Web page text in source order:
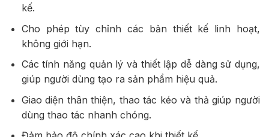
kế.
Cho phép tùy chỉnh các bản thiết kế linh hoạt,
không giới hạn.
Các tính năng quản lý và thiết lập dễ dàng sử dụng,
giúp người dùng tạo ra sản phẩm hiệu quả.
Giao diện thân thiện, thao tác kéo và thả giúp người
dùng thao tác nhanh chóng.